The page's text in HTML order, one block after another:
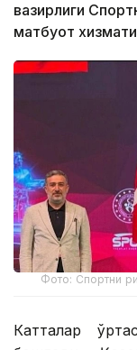
вазирлиги
матбуот
Фото: Спортни
Катталар